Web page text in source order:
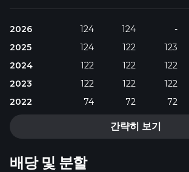
2026 124 124 -
2025
124 122 123
2024
122 122 122
2023
122 122 122
2022
74 72 72
간략히 보기
배당 및 분할